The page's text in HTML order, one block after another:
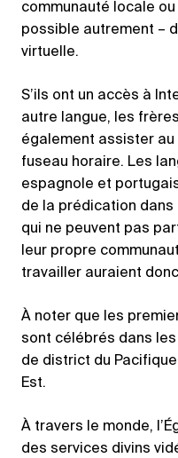
communauté locale
possible autrement –
virtuelle.
S’ils ont un accès à
autre langue, les
également assister au
fuseau horaire. Les
espagnole et
de la prédication dans
qui ne peuvent pas
leur propre
travailler auraient
À noter que les
sont célébrés dans les
de district du
Est.
À travers le monde,
des services divins